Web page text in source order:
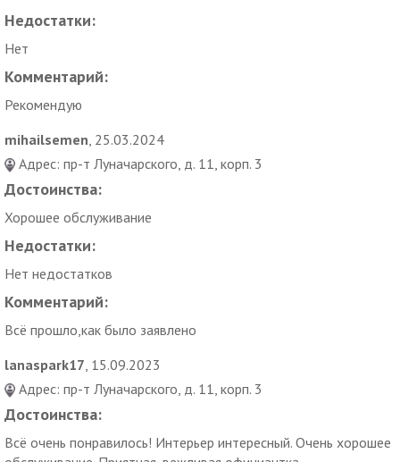
Недостатки:
Нет
Комментарий:
Рекомендую
mihailsemen , 25.03.2024
Адрес: пр-т Луначарского, д. 11, корп. 3
Достоинства:
Хорошее обслуживание
Недостатки:
Нет недостатков
Комментарий:
Всё прошло,как было заявлено
lanaspark17 , 15.09.2023
Адрес: пр-т Луначарского, д. 11, корп. 3
Достоинства:
Всё очень понравилось! Интерьер интересный. Очень хорошее